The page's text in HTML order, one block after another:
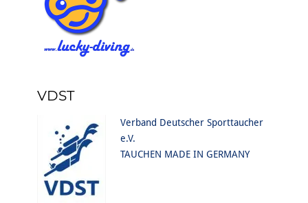
VDST
Verband Deutscher Sporttaucher
e.V.
TAUCHEN MADE IN GERMANY